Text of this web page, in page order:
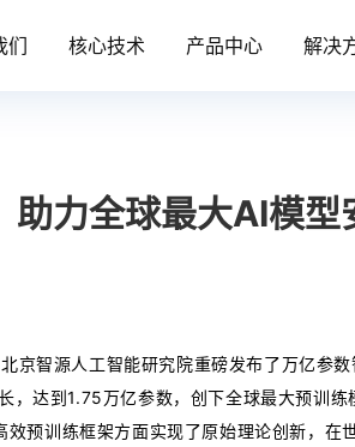
们 核心技术 产品中心 解决
助力全球最大AI模型
京智源人工智能研究院重磅发布了万亿参
，达到1.75万亿参数，创下全球最大预训
预训练框架方面实现了原始理论创新，